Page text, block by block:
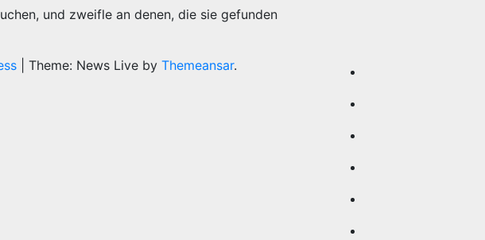
und zweifle an denen, die sie gefunden
Theme: News Live by Themeansar.